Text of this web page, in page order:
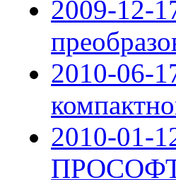
2009-12-
2010-06-
2010-01-